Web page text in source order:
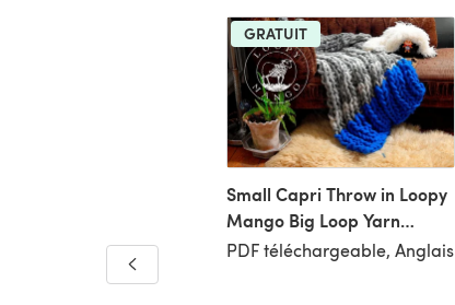
Cozy, Chunky Knit
GRATUIT
Small Capri Throw in Loopy
Mango Big Loop Yarn
Merino and Big Loop Yarn
PDF téléchargeable, Anglais